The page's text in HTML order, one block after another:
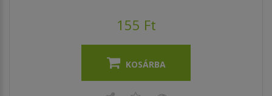
155 Ft
KOSÁRBA